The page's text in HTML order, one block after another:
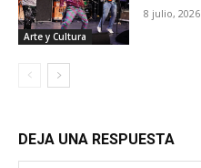
Arte y Cultura
8 julio, 2026
DEJA UNA RESPUESTA